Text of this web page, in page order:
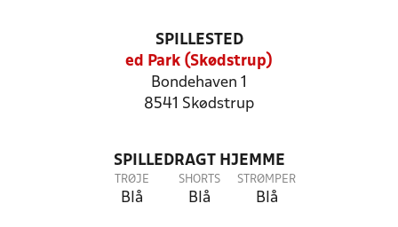
SPILLESTED
ed Park (Skødstrup)
Bondehaven 1
8541 Skødstrup
SPILLEDRAGT HJEMME
TRØJE
Blå
SHORTS
Blå
STRØMPER
Blå